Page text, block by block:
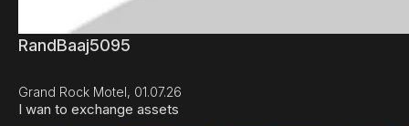
RandBaaj5095
Grand Rock Motel, 01.07.26
I wan to exchange assets